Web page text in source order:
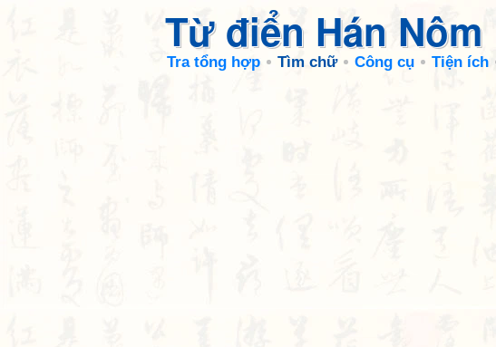
Từ điển Hán Nôm
Tra tổng hợp Tìm chữ Công cụ Tiện ích